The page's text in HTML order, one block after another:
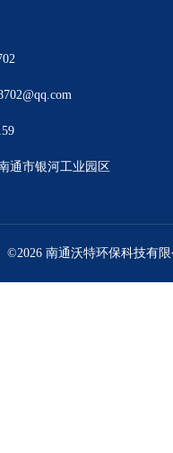
通市银河工业园区
©2026 南通沃特环保科技有